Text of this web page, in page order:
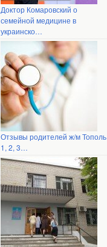
Доктор Комаровский о
семейной медицине в
украинско…
Отзывы родителей ж/м Тополь
1, 2, 3…